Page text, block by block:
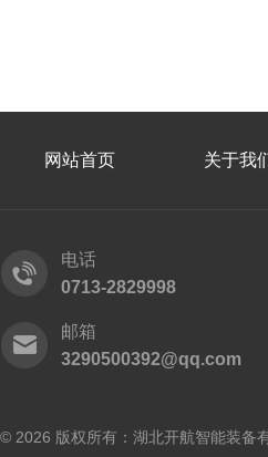
网站首页 关于我
电话
0713-2829998
邮箱
3290500392@qq.com
© 2026 版权所有：湖北开航智能装备